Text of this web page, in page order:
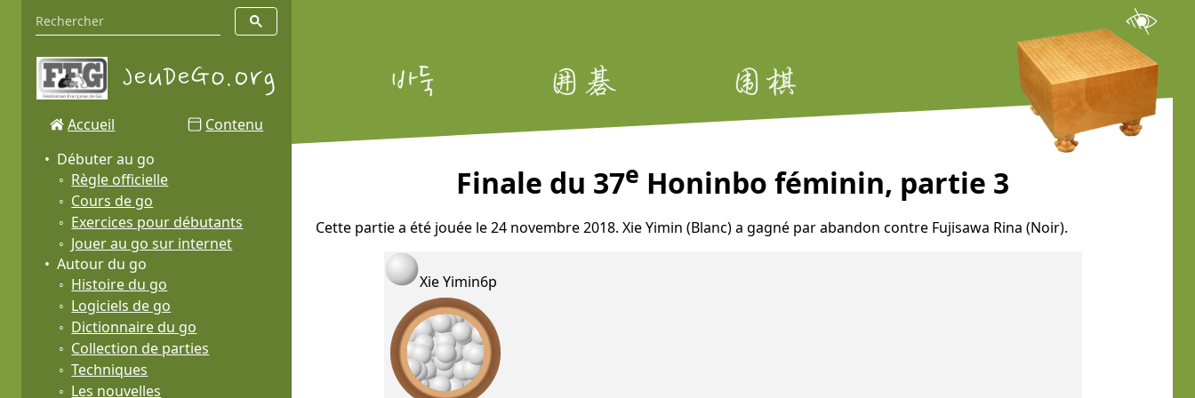
Accueil
Contenu
Débuter au go
Règle officielle
Cours de go
Exercices pour débutants
Jouer au go sur internet
Autour du go
Histoire du go
Logiciels de go
Dictionnaire du go
Collection de parties
Techniques
Les nouvelles
Finale du 37e Honinbo féminin, partie 3
Cette partie a été jouée le 24 novembre 2018. Xie Yimin (Blanc) a gagné par abandon contre Fujisawa Rina (Noir).
Xie Yimin6p